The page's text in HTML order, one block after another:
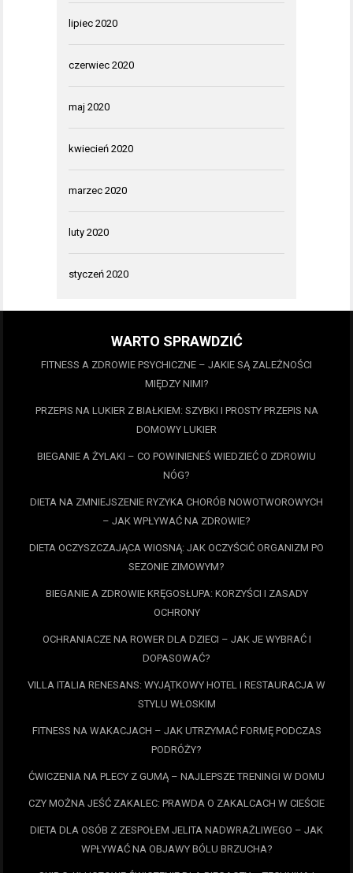
lipiec 2020
czerwiec 2020
maj 2020
kwiecień 2020
marzec 2020
luty 2020
styczeń 2020
WARTO SPRAWDZIĆ
FITNESS A ZDROWIE PSYCHICZNE – JAKIE SĄ ZALEŻNOŚCI
MIĘDZY NIMI?
PRZEPIS NA LUKIER Z BIAŁKIEM: SZYBKI I PROSTY PRZEPIS NA
DOMOWY LUKIER
BIEGANIE A ŻYLAKI – CO POWINIENEŚ WIEDZIEĆ O ZDROWIU
NÓG?
DIETA NA ZMNIEJSZENIE RYZYKA CHORÓB NOWOTWOROWYCH
– JAK WPŁYWAĆ NA ZDROWIE?
DIETA OCZYSZCZAJĄCA WIOSNĄ: JAK OCZYŚCIĆ ORGANIZM PO
SEZONIE ZIMOWYM?
BIEGANIE A ZDROWIE KRĘGOSŁUPA: KORZYŚCI I ZASADY
OCHRONY
OCHRANIACZE NA ROWER DLA DZIECI – JAK JE WYBRAĆ I
DOPASOWAĆ?
VILLA ITALIA RENESANS: WYJĄTKOWY HOTEL I RESTAURACJA W
STYLU WŁOSKIM
FITNESS NA WAKACJACH – JAK UTRZYMAĆ FORMĘ PODCZAS
PODRÓŻY?
ĆWICZENIA NA PLECY Z GUMĄ – NAJLEPSZE TRENINGI W DOMU
CZY MOŻNA JEŚĆ ZAKALEC: PRAWDA O ZAKALCACH W CIEŚCIE
DIETA DLA OSÓB Z ZESPOŁEM JELITA NADWRAŻLIWEGO – JAK
WPŁYWAĆ NA OBJAWY BÓLU BRZUCHA?